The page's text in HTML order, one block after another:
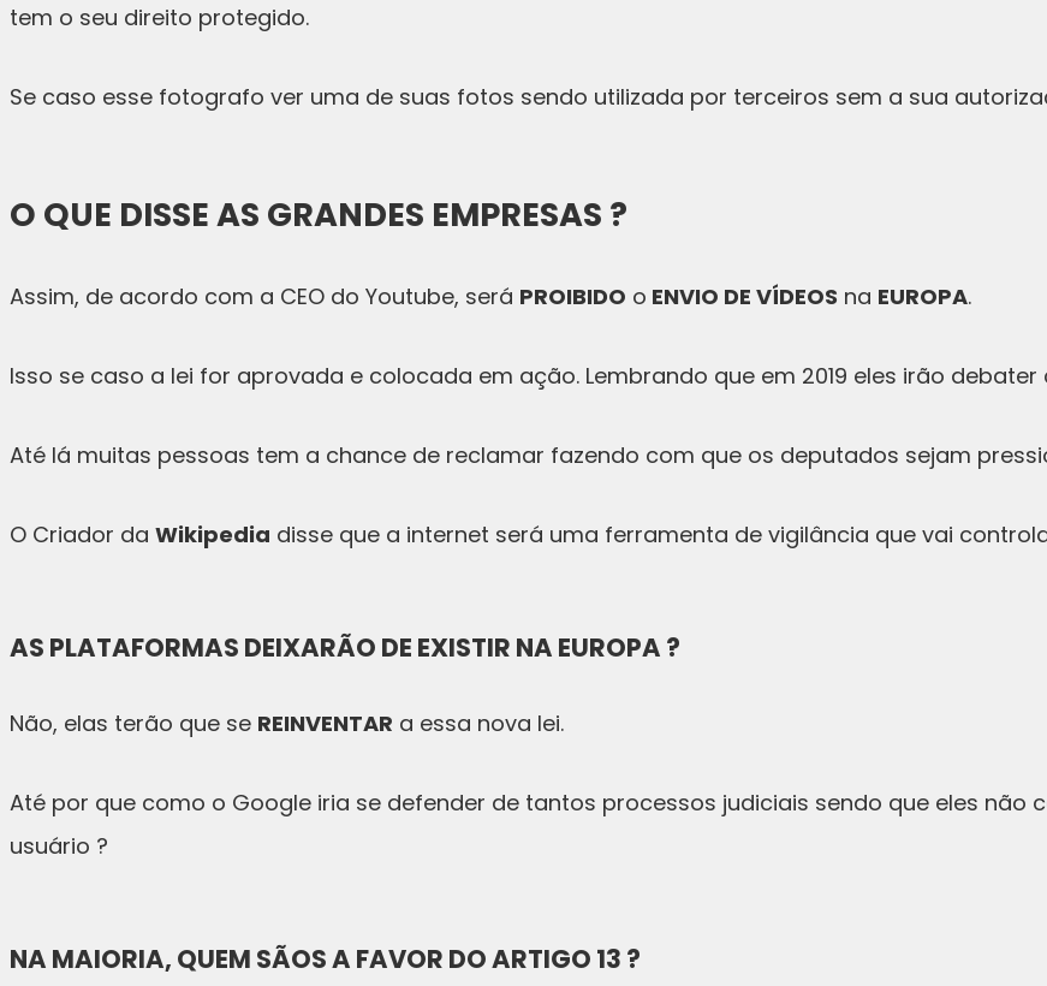
tem o seu direito protegido.
Se caso esse fotografo ver uma de suas fotos sendo utilizada por terceiros sem a sua
O QUE DISSE AS GRANDES EMPRESAS ?
Assim, de acordo com a CEO do Youtube, será PROIBIDO o ENVIO DE VÍDEOS na EUROPA.
Isso se caso a lei for aprovada e colocada em ação. Lembrando que em 2019 eles irão
Até lá muitas pessoas tem a chance de reclamar fazendo com que os deputados sejam
O Criador da Wikipedia disse que a internet será uma ferramenta de vigilância que vai
AS PLATAFORMAS DEIXARÃO DE EXISTIR NA EUROPA ?
Não, elas terão que se REINVENTAR a essa nova lei.
Até por que como o Google iria se defender de tantos processos judiciais sendo que eles
usuário ?
NA MAIORIA, QUEM SÃOS A FAVOR DO ARTIGO 13 ?